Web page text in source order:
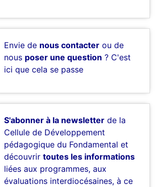
Envie de nous contacter ou de
nous poser une question ? C'est
ici que cela se passe
S'abonner à la newsletter de la
Cellule de Développement
pédagogique du Fondamental et
découvrirtoutes les informations
liées aux programmes, aux
évaluations interdiocésaines, à ce